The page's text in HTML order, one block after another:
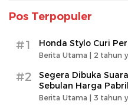
Pos Terpopuler
#1 Honda Stylo Curi
Berita Utama | 2 tahun
#2
Segera Dibuka
Sebulan Harga
Berita Utama | 3 tahun